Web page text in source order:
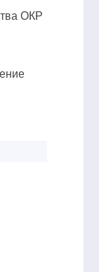
ОКР